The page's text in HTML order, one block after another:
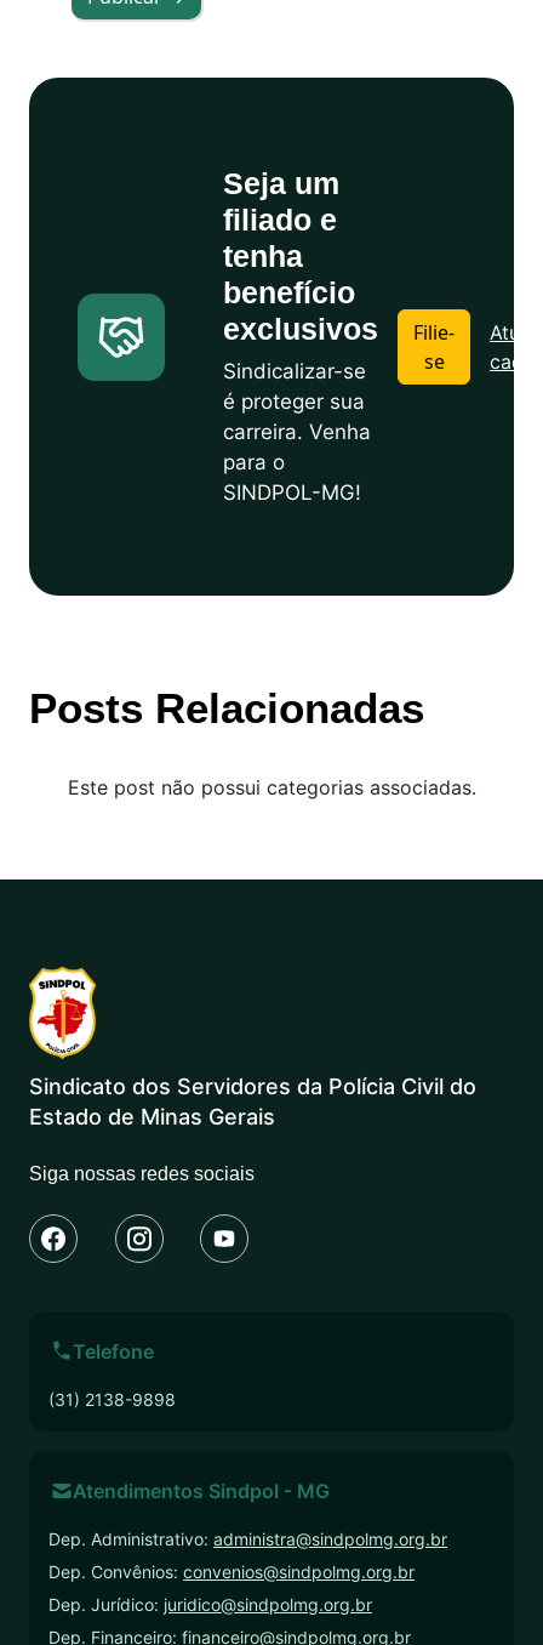
Seja um
filiado e
tenha
benefício
exclusivos
Sindicalizar-se
é proteger sua
carreira. Venha
para o
SINDPOL-MG!
Filie-
se
Posts Relacionadas
Este post não possui categorias associadas.
Sindicato dos Servidores da Polícia Civil do
Estado de Minas Gerais
Siga nossas redes sociais
Telefone
(31) 2138-9898
Atendimentos Sindpol - MG
Dep. Administrativo: administra@sindpolmg.org.br
Dep. Convênios: convenios@sindpolmg.org.br
Dep. Jurídico: juridico@sindpolmg.org.br
Dep. Financeiro: financeiro@sindpolmg.org.br